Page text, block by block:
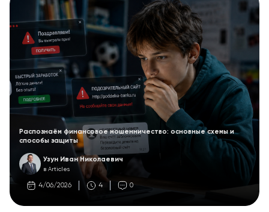
Распознаём финансовое мошенничество: основные схемы и
способы защиты
Узун Иван Николаевич
в Articles
4/06/2026 4 0